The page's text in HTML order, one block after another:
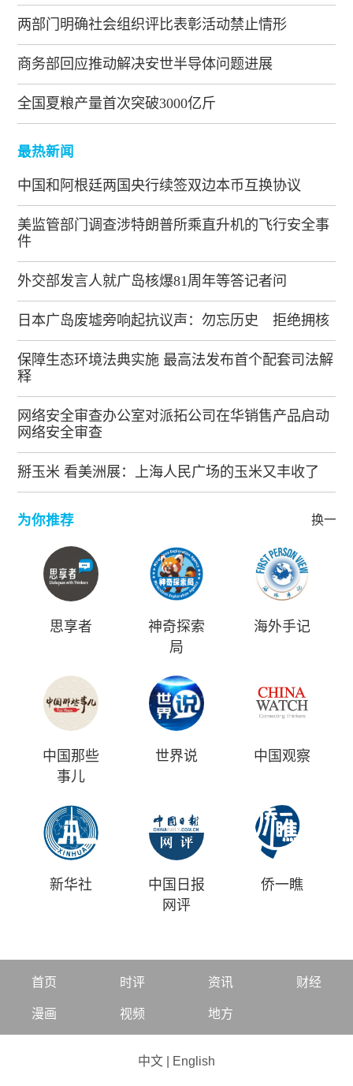
两部门明确社会组织评比表彰活动禁止情形
商务部回应推动解决安世半导体问题进展
全国夏粮产量首次突破3000亿斤
最热新闻
中国和阿根廷两国央行续签双边本币互换协议
美监管部门调查涉特朗普所乘直升机的飞行安全事
件
外交部发言人就广岛核爆81周年等答记者问
日本广岛废墟旁响起抗议声：勿忘历史 拒绝拥核
保障生态环境法典实施 最高法发布首个配套司法解
释
网络安全审查办公室对派拓公司在华销售产品启动
网络安全审查
掰玉米 看美洲展：上海人民广场的玉米又丰收了
为你推荐 换一批
思享者
神奇探索
局
海外手记
中国那些
事儿
世界说 中国观察
新华社
中国日报
网评
侨一瞧
首页 时评 资讯 财经
漫画 视频 地方
中文 English